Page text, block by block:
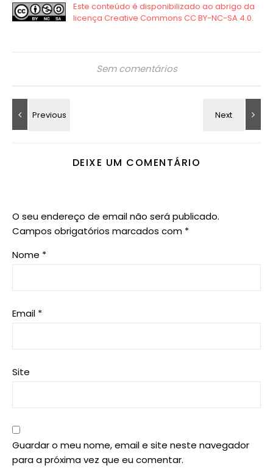
Sem comentários
DEIXE UM COMENTÁRIO
O seu endereço de email não será publicado.
Campos obrigatórios marcados com *
Nome *
Email *
Site
Guardar o meu nome, email e site neste navegador
para a próxima vez que eu comentar.